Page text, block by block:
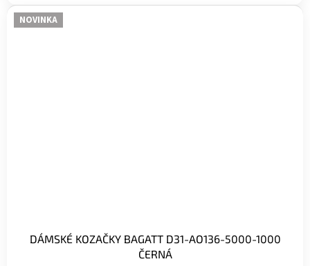
NOVINKA
DÁMSKÉ KOZAČKY BAGATT D31-AO136-5000-1000
ČERNÁ